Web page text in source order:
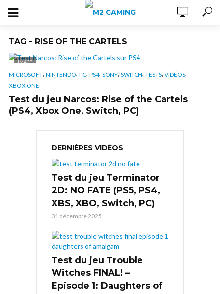
TAG - RISE OF THE CARTELS
IMAGE
MICROSOFT, NINTENDO, PC, PS4, SONY, SWITCH, TESTS, VIDÉOS,
XBOX ONE
Test du jeu Narcos: Rise of the Cartels
(PS4, Xbox One, Switch, PC)
DERNIÈRES VIDÉOS
Test du jeu Terminator
2D: NO FATE (PS5, PS4,
XBS, XBO, Switch, PC)
31 décembre 2025
Test du jeu Trouble
Witches FINAL! –
Episode 1: Daughters of